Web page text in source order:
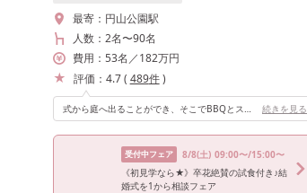
最寄： 円山公園駅
人数： 2名〜90名
費用： 53名 ／182万円
評価： 4.7( 489件)
式から庭へ出ることができ、そこでBBQとスイーツビュッフェをしました。庭も木に囲まれており、落ち着いた空間になっています。 続きを見る
受付中フェア 8/8(土) 09:00〜/15:00〜
《初見学なら★》卒花絶賛の試食付き♪結
婚式を1から相談フェア